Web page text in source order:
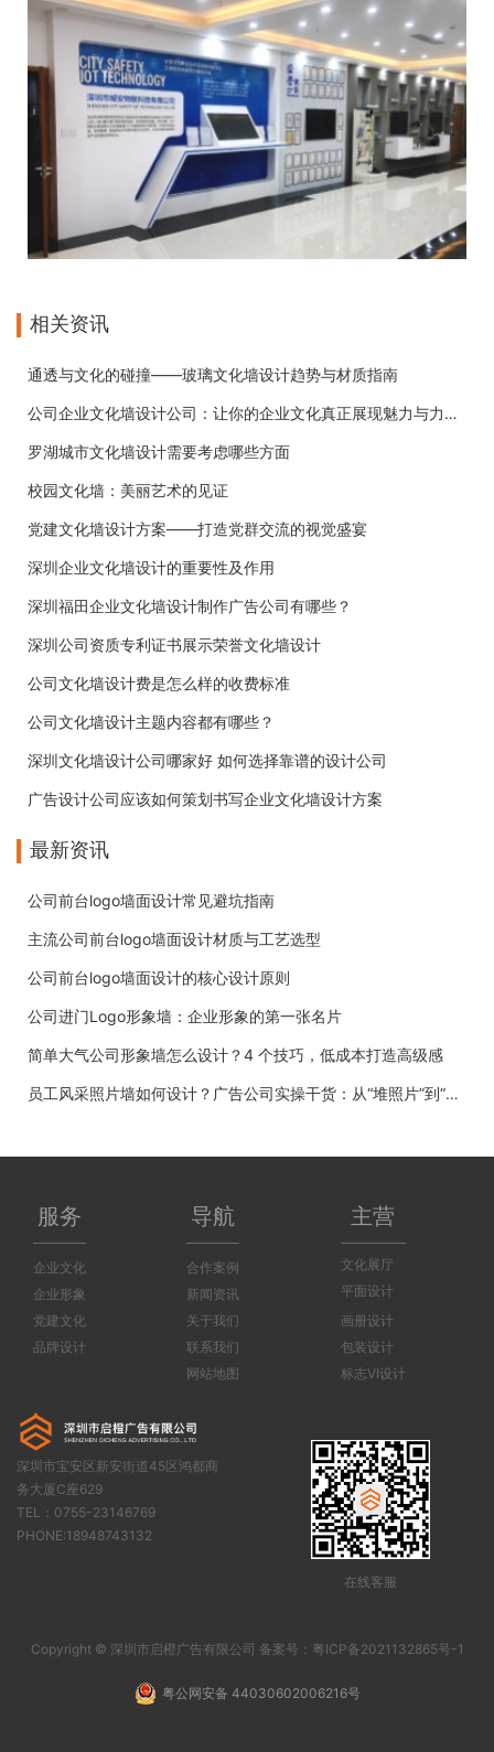
相关资讯
通透与文化的碰撞——玻璃文化墙设计趋势与材质指南
公司企业文化墙设计公司：让你的企业文化真正展现魅力与力量！
罗湖城市文化墙设计需要考虑哪些方面
校园文化墙：美丽艺术的见证
党建文化墙设计方案——打造党群交流的视觉盛宴
深圳企业文化墙设计的重要性及作用
深圳福田企业文化墙设计制作广告公司有哪些？
深圳公司资质专利证书展示荣誉文化墙设计
公司文化墙设计费是怎么样的收费标准
公司文化墙设计主题内容都有哪些？
深圳文化墙设计公司哪家好 如何选择靠谱的设计公司
广告设计公司应该如何策划书写企业文化墙设计方案
最新资讯
公司前台logo墙面设计常见避坑指南
主流公司前台logo墙面设计材质与工艺选型
公司前台logo墙面设计的核心设计原则
公司进门Logo形象墙：企业形象的第一张名片
简单大气公司形象墙怎么设计？4 个技巧，低成本打造高级感
员工风采照片墙如何设计？广告公司实操干货：从“堆照片”到“有温度”
服务
企业文化
企业形象
党建文化
品牌设计
导航
合作案例
新闻资讯
关于我们
联系我们
网站地图
主营
文化展厅
平面设计
画册设计
包装设计
标志VI设计
深圳市宝安区新安街道45区鸿都商
务大厦C座629
TEL：0755-23146769
PHONE:18948743132
在线客服
Copyright © 深圳市启橙广告有限公司 备案号： 粤ICP备2021132865号-1
粤公网安备 44030602006216号